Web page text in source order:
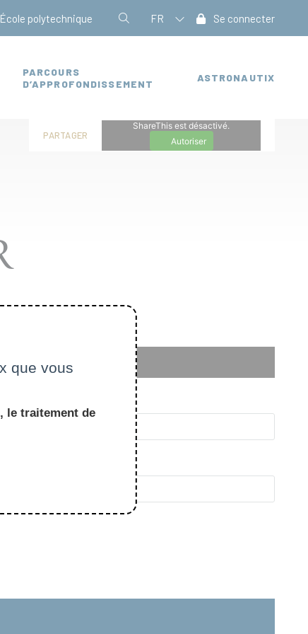
École polytechnique FR Se connecter
PARCOURS
D’APPROFONDISSEMENT
ASTRONAUTIX
PARTAGER
ShareThis est désactivé.
Autoriser
que vous
le traitement de